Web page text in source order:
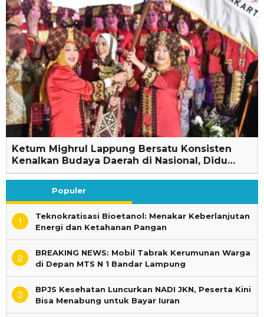
Ketum Mighrul Lappung Bersatu Konsisten
Kenalkan Budaya Daerah di Nasional, Didu…
Populer
1
Teknokratisasi Bioetanol: Menakar Keberlanjutan
Energi dan Ketahanan Pangan
2
BREAKING NEWS: Mobil Tabrak Kerumunan Warga
di Depan MTS N 1 Bandar Lampung
3
BPJS Kesehatan Luncurkan NADI JKN, Peserta Kini
Bisa Menabung untuk Bayar Iuran